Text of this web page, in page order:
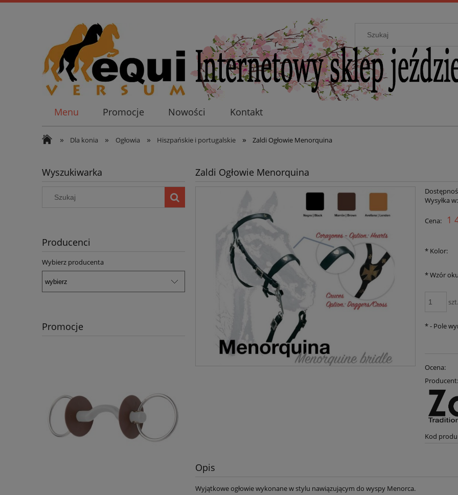
Menu Promocje Nowości Kontakt
» Dla konia » Ogłowia » Hiszpańskie i portugalskie » Zaldi Ogłowie Menorquina
Wyszukiwarka
Producenci
Wybierz producenta
Promocje
Zaldi Ogłowie Menorquina
Wysyłka w:
Cena: 1
* Kolor:
*Wzór
*- Pole
Ocena:
Kod
Opis
Wyjątkowe ogłowie wykonane w stylu nawiązującym do wyspy Menorca.